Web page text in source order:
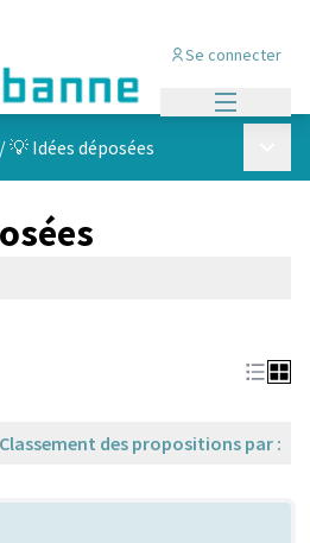
Se connecter
/💡 Idées déposées
Classement des propositions par :